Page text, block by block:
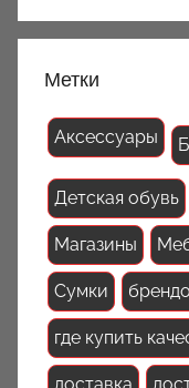
Метки
Аксессуары
Детская обувь
Магазины
Сумки
где купить